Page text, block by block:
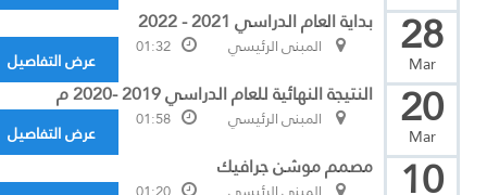
28
Mar
بداية العام الدراسي 2021 - 2022
المبنى الرئيسي 01:32
عرض التفاصيل
20
Mar
النتيجة النهائية للعام الدراسي 2019 -2020 م
المبنى الرئيسي 01:58
عرض التفاصيل
10 مصمم موشن جرافيك